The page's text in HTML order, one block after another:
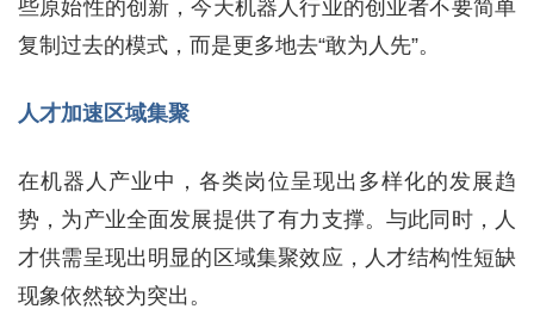
些原始性的创新，今天机器人行业的创业者不要简单
复制过去的模式，而是更多地去“敢为人先”。
人才加速区域集聚
在机器人产业中，各类岗位呈现出多样化的发展趋
势，为产业全面发展提供了有力支撑。与此同时，人
才供需呈现出明显的区域集聚效应，人才结构性短缺
现象依然较为突出。